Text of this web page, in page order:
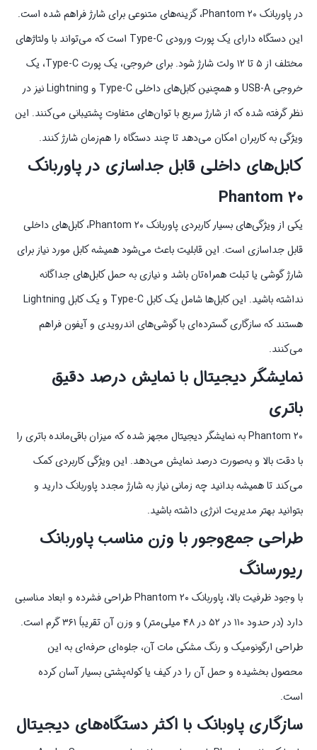
در پاوربانک Phantom ۲۰، گزینه‌های متنوعی برای شارژ فراهم شده است.
این دستگاه دارای یک پورت ورودی Type-C است که می‌تواند با ولتاژهای
مختلف از ۵ تا ۱۲ ولت شارژ شود. برای خروجی، یک پورت Type-C، یک
خروجی USB-A و همچنین کابل‌های داخلی Type-C و Lightning نیز در
نظر گرفته شده که از شارژ سریع با توان‌های متفاوت پشتیبانی می‌کنند. این
ویژگی به کاربران امکان می‌دهد تا چند دستگاه را هم‌زمان شارژ کنند.
کابل‌های داخلی قابل جداسازی در پاوربانک
Phantom ۲۰
یکی از ویژگی‌های بسیار کاربردی پاوربانک Phantom ۲۰، کابل‌های داخلی
قابل جداسازی است. این قابلیت باعث می‌شود همیشه کابل مورد نیاز برای
شارژ گوشی یا تبلت همراه‌تان باشد و نیازی به حمل کابل‌های جداگانه
نداشته باشید. این کابل‌ها شامل یک کابل Type-C و یک کابل Lightning
هستند که سازگاری گسترده‌ای با گوشی‌های اندرویدی و آیفون فراهم
می‌کنند.
نمایشگر دیجیتال با نمایش درصد دقیق
باتری
Phantom ۲۰ به نمایشگر دیجیتال مجهز شده که میزان باقی‌مانده باتری را
با دقت بالا و به‌صورت درصد نمایش می‌دهد. این ویژگی کاربردی کمک
می‌کند تا همیشه بدانید چه زمانی نیاز به شارژ مجدد پاوربانک دارید و
بتوانید بهتر مدیریت انرژی داشته باشید.
طراحی جمع‌وجور با وزن مناسب پاوربانک
ریورسانگ
با وجود ظرفیت بالا، پاوربانک Phantom ۲۰ طراحی فشرده و ابعاد مناسبی
دارد (در حدود ۱۱۰ در ۵۲ در ۴۸ میلی‌متر) و وزن آن تقریباً ۳۶۱ گرم است.
طراحی ارگونومیک و رنگ مشکی مات آن، جلوه‌ای حرفه‌ای به این
محصول بخشیده و حمل آن را در کیف یا کوله‌پشتی بسیار آسان کرده
است.
سازگاری پاوبانک با اکثر دستگاه‌های دیجیتال